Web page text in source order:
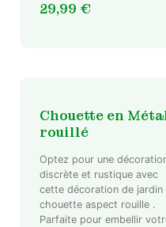
29,99 €
Chouette en
rouillé
Optez pour une
discrète et rustique avec
cette décoration de jardin
chouette aspect rouille .
Parfaite pour embellir